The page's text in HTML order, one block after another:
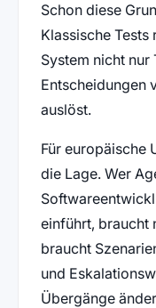
Schon diese
Klassische Tests
System nicht nur
Entscheidungen
auslöst.
Für europäische
die Lage. Wer
einführt, braucht
braucht
und
Übergänge